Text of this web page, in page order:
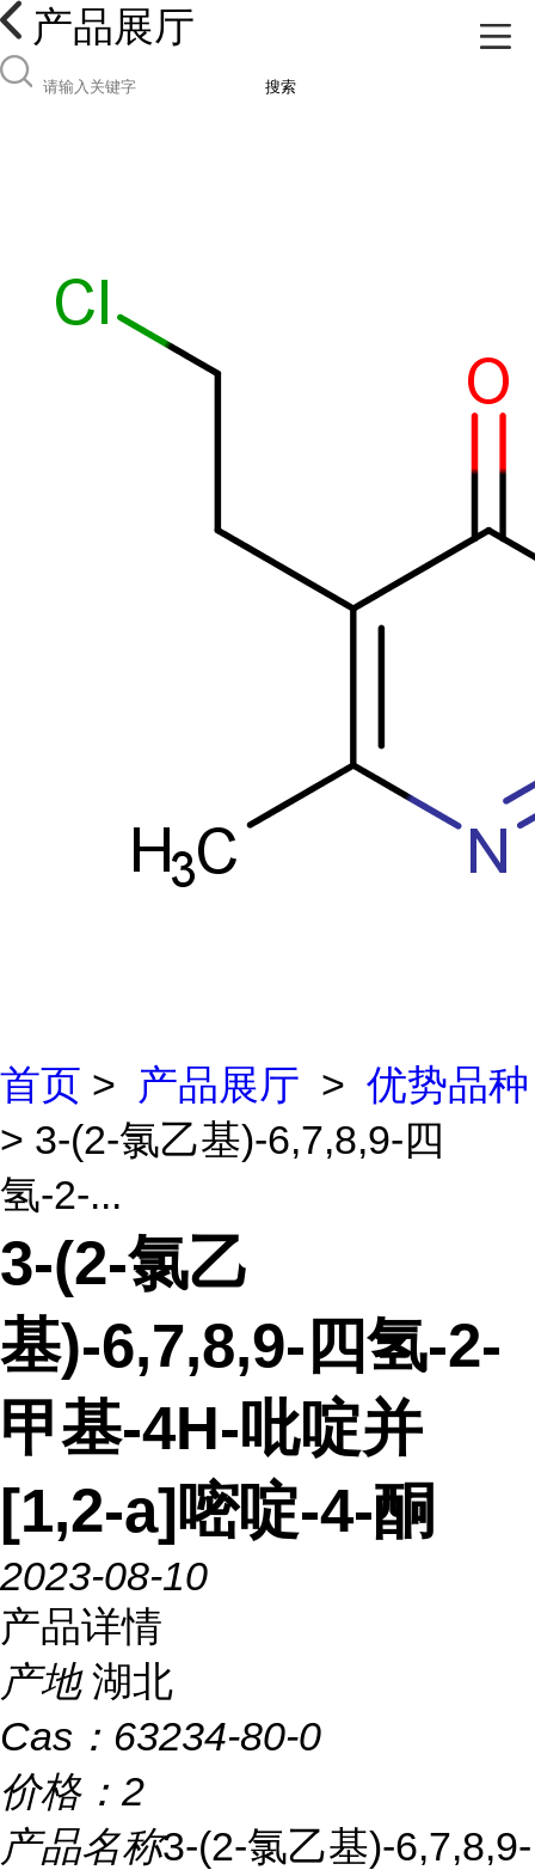
产品展厅
搜索
首页 > 产品展厅 > 优势品种
> 3-(2-氯乙基)-6,7,8,9-四
氢-2-...
3-(2-氯乙
基)-6,7,8,9-四氢-2-
甲基-4H-吡啶并
[1,2-a]嘧啶-4-酮
2023-08-10
产品详情
产地 湖北
Cas： 63234-80-0
价格： 2
产品名称3-(2-氯乙基)-6,7,8,9-